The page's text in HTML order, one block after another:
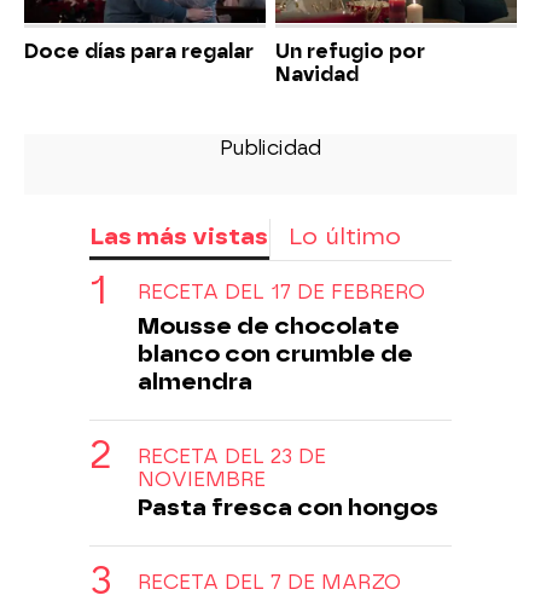
Doce días para regalar
Un refugio por
Navidad
Las más vistas Lo último
RECETA DEL 17 DE FEBRERO
Mousse de chocolate
blanco con crumble de
almendra
RECETA DEL 23 DE
NOVIEMBRE
Pasta fresca con hongos
RECETA DEL 7 DE MARZO